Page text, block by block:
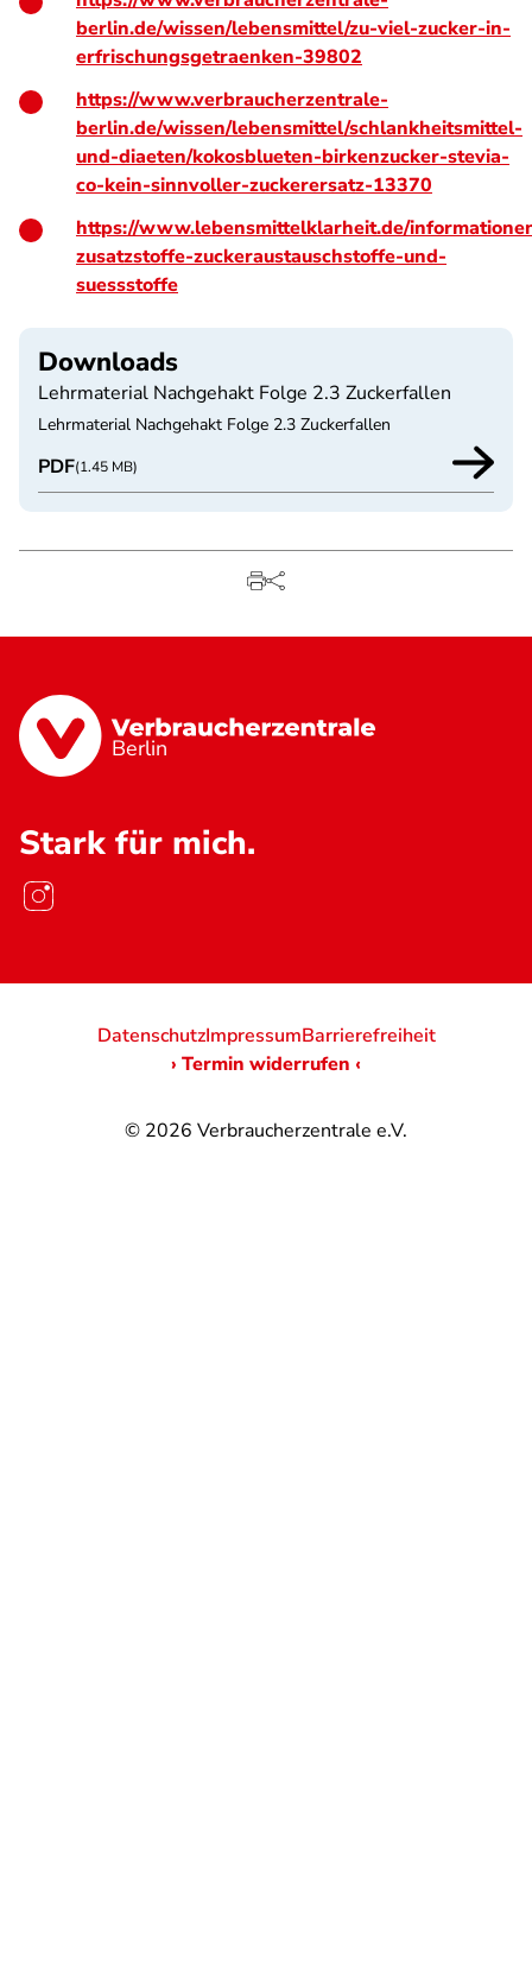
berlin.de/wissen/lebensmittel/zu-viel-zucker-in-
erfrischungsgetraenken-39802
https://www.verbraucherzentrale-
berlin.de/wissen/lebensmittel/schlankheitsmittel-
und-diaeten/kokosblueten-birkenzucker-stevia-
co-kein-sinnvoller-zuckerersatz-13370
https://www.lebensmittelklarheit.de/
zusatzstoffe-zuckeraustauschstoffe-und-
suessstoffe
Downloads
Lehrmaterial Nachgehakt Folge 2.3 Zuckerfallen
Lehrmaterial Nachgehakt Folge 2.3 Zuckerfallen
PDF(1.45 MB)
Berlin
Stark für mich.
© 2026 Verbraucherzentrale e.V.
DatenschutzImpressumBarrierefreiheit
› Termin widerrufen ‹